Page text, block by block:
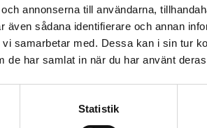
annonserna till användarna,
sådana identifierare och annan
samarbetar med. Dessa kan i sin tur
de har samlat in när du har använt
Statistik